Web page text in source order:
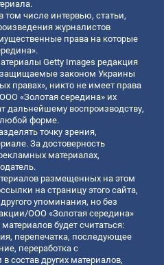
том числе интервью, статьи,
журналистов
права на которые
Getty Images редакция
законом Украины
правах», никто не имеет права
«Золотая середина» их
дальнейшему воспроизводству,
любой форме.
точку зрения,
За достоверность
материалах,
размещенных на этом
на страницу этого сайта,
упоминания, но без
ООО «Золотая середина»
будет считаться:
перепечатка, последующее
переработка с
состав других материалов,